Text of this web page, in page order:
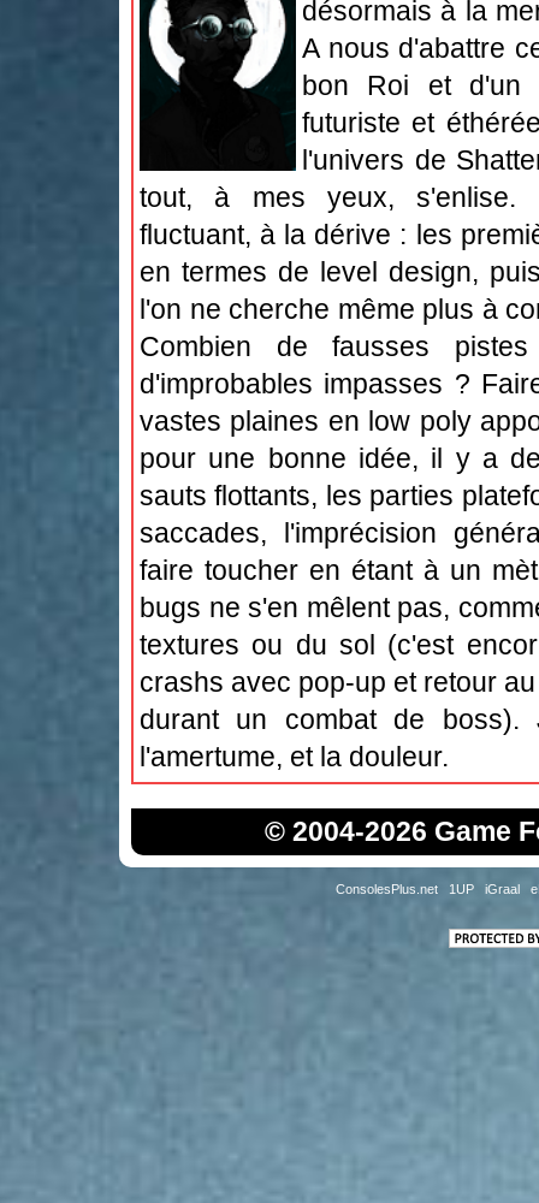
désormais à la
A nous d'abattre
bon Roi et d'un
futuriste et
l'univers de
tout, à mes yeux, s'enlise.
fluctuant, à la dérive : les
en termes de level design,
l'on ne cherche même plus à
Combien de fausses
d'improbables impasses ?
vastes plaines en low poly
pour une bonne idée, il y a
sauts flottants, les parties
saccades, l'imprécision
faire toucher en étant à un
bugs ne s'en mêlent pas,
textures ou du sol (c'est
crashs avec pop-up et retour
durant un combat de
l'amertume, et la douleur.
© 2004-2026 Game
ConsolesPlus.net 1UP iGraal